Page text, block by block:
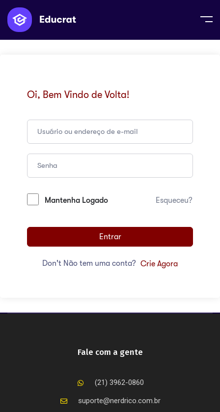
Oi, Bem Vindo de Volta!
Mantenha Logado Esqueceu?
Entrar
Don't Não tem uma conta? Crie Agora
Fale com a gente
(21) 3962-0860
suporte@nerdrico.com.br